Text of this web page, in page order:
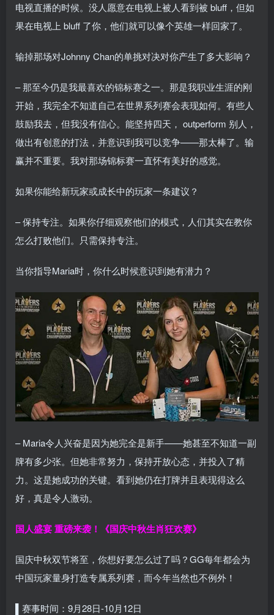
电视直播的时候。没人愿意在电视上被人看到被 bluff，但如
果在电视上 bluff 了你，他们就可以像个英雄一样回家了。
输掉那场对Johnny Chan的单挑对决对你产生了多大影响？
– 那至今仍是我最喜欢的锦标赛之一。那是我职业生涯的刚
开始，我完全不知道自己在世界系列赛会表现如何。有些人
鼓励我去，但我没有信心。能坚持四天， outperform 别人，
做出有创意的打法，并意识到我可以竞争——那太棒了。输
赢并不重要。我对那场锦标赛一直怀有美好的感觉。
如果你能给新玩家或成长中的玩家一条建议？
– 保持专注。如果你仔细观察他们的模式，人们其实在教你
怎么打败他们。只需保持专注。
当你指导Maria时，你什么时候意识到她有潜力？
– Maria令人兴奋是因为她完全是新手——她甚至不知道一副
牌有多少张。但她非常努力，保持开放心态，并投入了精
力。这是她成功的关键。看到她仍在打牌并且表现得这么
好，真是令人激动。
国人盛宴 重磅来袭！《国庆中秋生肖狂欢赛》
国庆中秋双节将至，你想好要怎么过了吗？GG每年都会为
中国玩家量身打造专属系列赛，而今年当然也不例外！
▌赛事时间：9月28日-10月12日